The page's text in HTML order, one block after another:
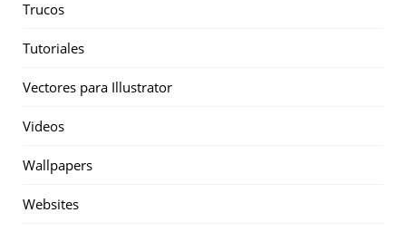
Trucos
Tutoriales
Vectores para Illustrator
Videos
Wallpapers
Websites